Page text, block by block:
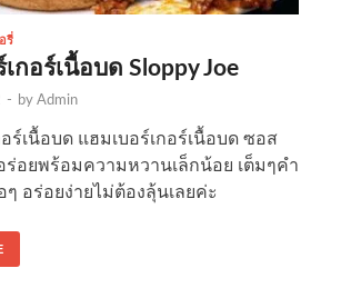
รี่
กอร์เนื้อบด Sloppy Joe
- by Admin
ร์เนื้อบด แฮมเบอร์เกอร์เนื้อบด ซอส
ร่อยพร้อมความหวานเล็กน้อย เต็มๆคำ
ๆ อร่อยง่ายไม่ต้องลุ้นเลยค่ะ